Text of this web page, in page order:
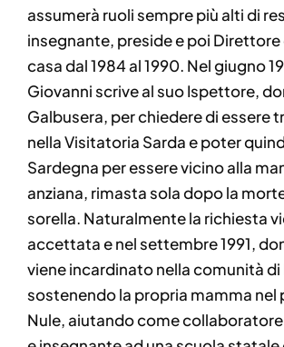
assumerà ruoli sempre più alti di
insegnante, preside e poi Direttore
casa dal 1984 al 1990. Nel giugno
Giovanni scrive al suo Ispettore,
Galbusera, per chiedere di essere
nella Visitatoria Sarda e poter
Sardegna per essere vicino alla
anziana, rimasta sola dopo la
sorella. Naturalmente la richiesta
accettata e nel settembre 1991,
viene incardinato nella comunità di
sostenendo la propria mamma nel
Nule, aiutando come